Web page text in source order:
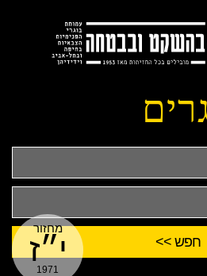
מחזור
י״ז
1971